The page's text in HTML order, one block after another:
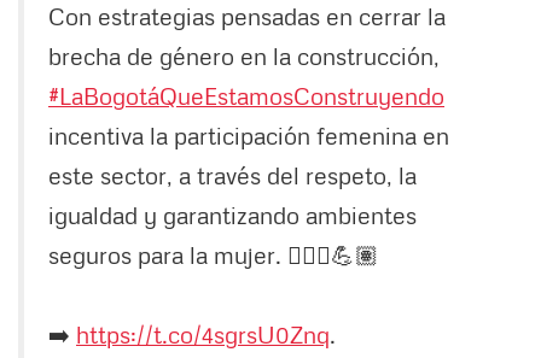
Con estrategias pensadas en cerrar la
brecha de género en la construcción,
#LaBogotáQueEstamosConstruyendo
incentiva la participación femenina en
este sector, a través del respeto, la
igualdad y garantizando ambientes
seguros para la mujer. 👷🏼‍♀️💪🏽
➡️ https://t.co/4sgrsU0Znq.